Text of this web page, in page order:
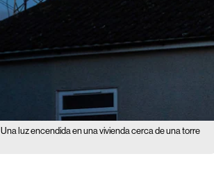
Una luz encendida en una vivienda cerca de una torre